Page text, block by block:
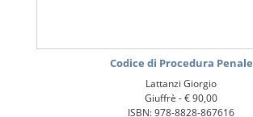
Codice di Procedura Penale
Lattanzi Giorgio
Giuffrè -€ 90,00
ISBN: 978-8828-867616